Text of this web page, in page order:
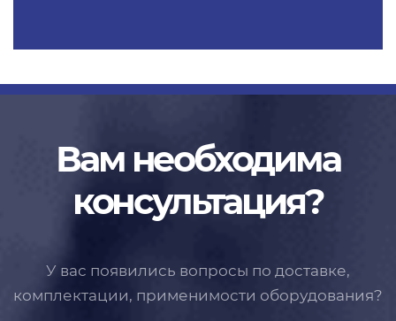
Вам необходима
консультация?
У вас появились вопросы по доставке,
комплектации, применимости оборудования?